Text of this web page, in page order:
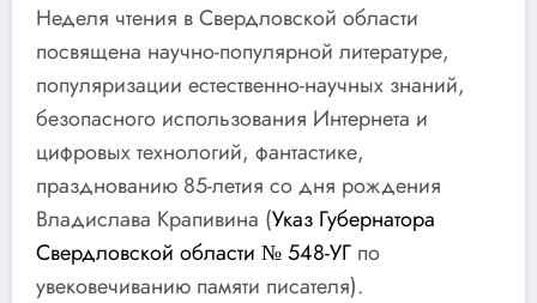
Неделя чтения в Свердловской области
посвящена научно-популярной литературе,
популяризации естественно-научных знаний,
безопасного использования Интернета и
цифровых технологий, фантастике,
празднованию 85-летия со дня рождения
Владислава Крапивина (Указ Губернатора
Свердловской области № 548-УГ по
увековечиванию памяти писателя).